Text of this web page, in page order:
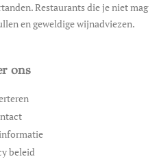
Restaurants die je niet mag
en geweldige wijnadviezen.
ons
beleid